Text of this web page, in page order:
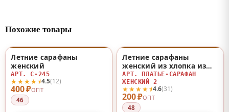
Похожие товары
400 ₽ОПТ
★★★★⯨4.5(12)
Летние сарафаны
женский
АРТ. С-245
46 200 ₽ОПТ
★★★★⯨4.6(31)
Летние сарафаны
женский из хлопка из
хлопка
АРТ. ПЛАТЬЕ-САРАФАН
ЖЕНСКИЙ 2
48